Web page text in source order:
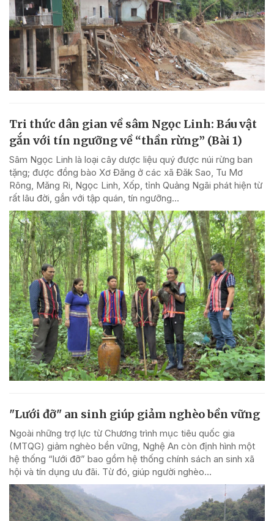
Tri thức dân gian về sâm Ngọc Linh: Báu vật
gắn với tín ngưỡng về “thần rừng” (Bài 1)
Sâm Ngọc Linh là loại cây dược liệu quý được núi rừng ban
tặng; được đồng bào Xơ Đăng ở các xã Đăk Sao, Tu Mơ
Rông, Măng Ri, Ngọc Linh, Xốp, tỉnh Quảng Ngãi phát hiện từ
rất lâu đời, gắn với tập quán, tín ngưỡng...
"Lưới đỡ" an sinh giúp giảm nghèo bền vững
Ngoài những trợ lực từ Chương trình mục tiêu quốc gia
(MTQG) giảm nghèo bền vững, Nghệ An còn định hình một
hệ thống “lưới đỡ” bao gồm hệ thống chính sách an sinh xã
hội và tín dụng ưu đãi. Từ đó, giúp người nghèo...